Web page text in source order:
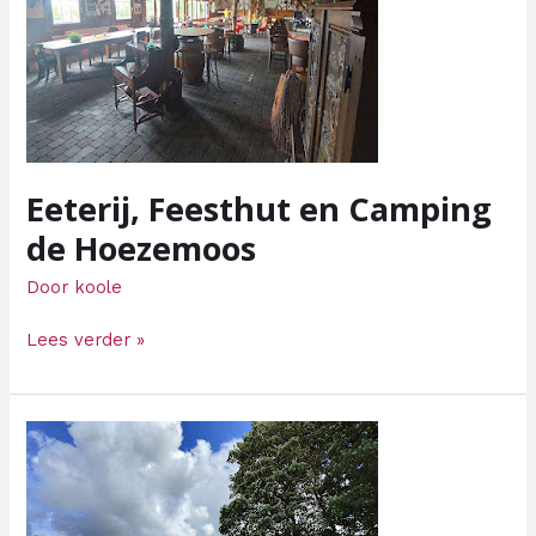
Eeterij, Feesthut en Camping
de Hoezemoos
Door koole
de
Hoezemoos
Lees verder »
Cafetaria
t-
Hoad